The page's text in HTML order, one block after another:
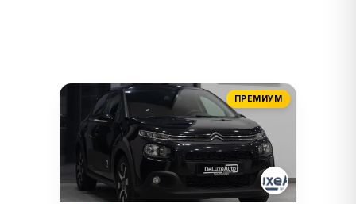
ПРЕМИУМ